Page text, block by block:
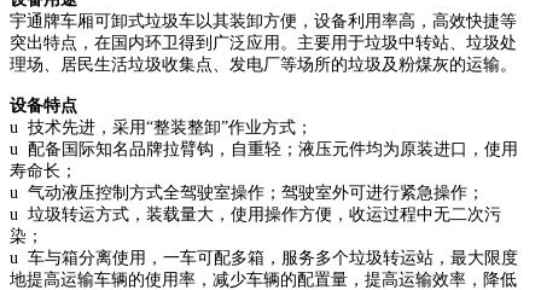
宇通牌车厢可卸式垃圾车以其装卸方便，设备利用率高，高效快捷等
突出特点，在国内环卫得到广泛应用。主要用于垃圾中转站、垃圾处
理场、居民生活垃圾收集点、发电厂等场所的垃圾及粉煤灰的运输。
设备特点
u 技术先进，采用“整装整卸”作业方式；
u 配备国际知名品牌拉臂钩，自重轻；液压元件均为原装进口，使用
寿命长；
u 气动液压控制方式全驾驶室操作；驾驶室外可进行紧急操作；
u 垃圾转运方式，装载量大，使用操作方便，收运过程中无二次污
染；
u 车与箱分离使用，一车可配多箱，服务多个垃圾转运站，最大限度
地提高运输车辆的使用率，减少车辆的配置量，提高运输效率，降低